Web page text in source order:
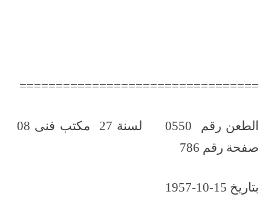
=================================
صفحة رقم 786
بتاريخ 15-10-1957